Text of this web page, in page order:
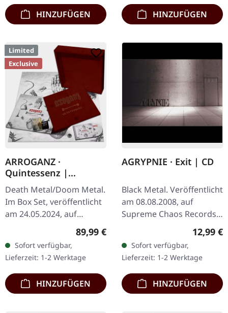
HINZUFÜGEN HINZUFÜGEN
Limited
Exclusive
ARROGANZ ·
Quintessenz |
WOODEN BOX SET
Death Metal/Doom Metal.
Im Box Set, veröffentlicht
am 24.05.2024, auf
Supreme Chaos Records.
handgearbeitete Holzbox
mit graviertem…
Regulärer Preis:
89,99 €
Sofort verfügbar,
Lieferzeit: 1-2 Werktage
HINZUFÜGEN
AGRYPNIE · Exit | CD
Black Metal. Veröffentlicht
am 08.08.2008, auf
Supreme Chaos Records.
CD im Jewelcase mit 12-
seitigem Booklet. Mit
AGRYPNIE bricht ex-
Nocte…
12,99 €
Sofort verfügbar,
Lieferzeit: 1-2 Werktage
HINZUFÜGEN